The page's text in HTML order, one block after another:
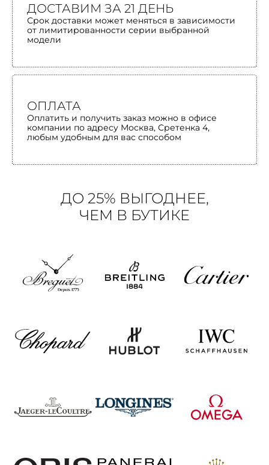
ДОСТАВИМ ЗА 21 ДЕНЬ
Срок доставки может меняться в зависимости
от лимитированности серии выбранной
модели
ОПЛАТА
Оплатить и получить заказ можно в офисе
компании по адресу Москва, Сретенка 4,
любым удобным для вас способом
ДО 25% ВЫГОДНЕЕ,
ЧЕМ В БУТИКЕ